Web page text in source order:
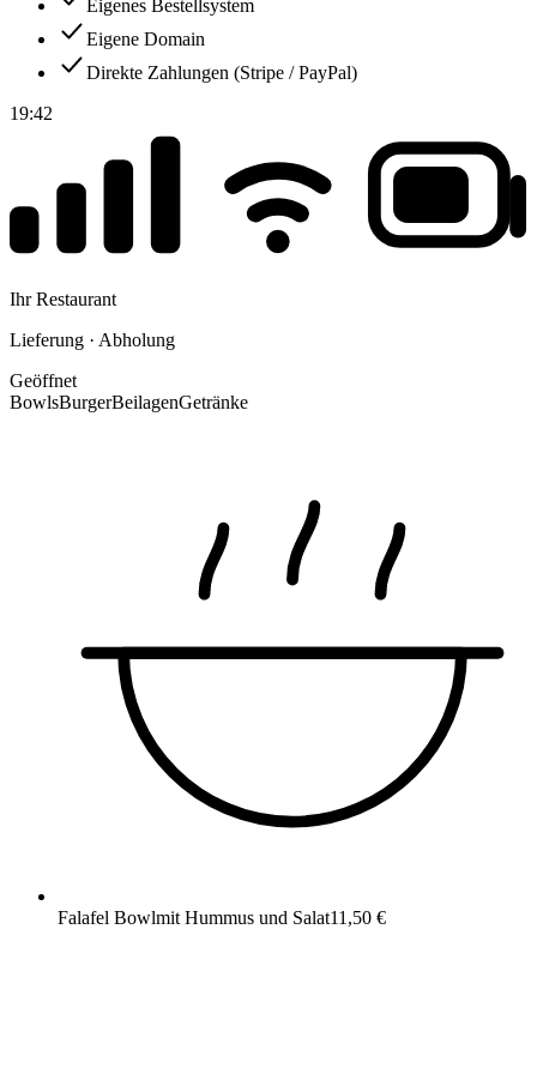
Eigenes Bestellsystem
Eigene Domain
Direkte Zahlungen (Stripe / PayPal)
19:42
Ihr Restaurant
Lieferung · Abholung
Geöffnet
BowlsBurgerBeilagenGetränke
Falafel Bowlmit Hummus und Salat11,50 €